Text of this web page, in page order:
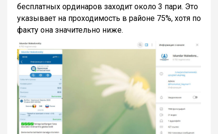
бесплатных ординаров заходит около 3 пари. Это
указывает на проходимость в районе 75%, хотя по
факту она значительно ниже.